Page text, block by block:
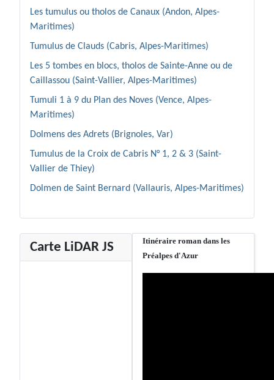
Les tumulus ou tholos de Canaux (Andon, Alpes-
Maritimes)
Tumulus de Clauds (Cabris, Alpes-Maritimes)
Les 5 tombes en blocs, tholos de Sainte-Anne ou de
Caillassou (Saint-Vallier, Alpes-Maritimes)
Tumuli 1 à 9 du Plan des Noves (Vence, Alpes-
Maritimes)
Dolmens des Adrets (Brignoles, Var)
Tumulus de la Croix de Cabris N° 1, 2 & 3 (Saint-
Vallier de Thiey)
Dolmen de Saint Bernard (Vallauris, Alpes-Maritimes)
Carte LiDAR JS
Itinéraire roman dans les
Préalpes d'Azur